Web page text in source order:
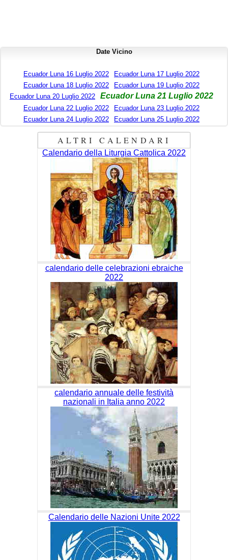
Date Vicino
Ecuador Luna 16 Luglio 2022
Ecuador Luna 17 Luglio 2022
Ecuador Luna 18 Luglio 2022
Ecuador Luna 19 Luglio 2022
Ecuador Luna 20 Luglio 2022
Ecuador Luna 21 Luglio 2022
Ecuador Luna 22 Luglio 2022
Ecuador Luna 23 Luglio 2022
Ecuador Luna 24 Luglio 2022
Ecuador Luna 25 Luglio 2022
ALTRI CALENDARI
Calendario della Liturgia Cattolica 2022
calendario delle celebrazioni ebraiche
2022
calendario annuale delle festività
nazionali in Italia anno 2022
Calendario delle Nazioni Unite 2022